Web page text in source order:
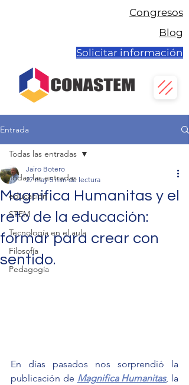
Congresos
Blog
Solicitar información
Entrada
Todas las entradas
educación
STEM
Tecnología en el aula
Filosofía
Pedagogía
Todas las entradas
Magnifica Humanitas y el
reto de la educación:
formar para crear con
sentido.
Jairo Botero
27 may 5 min de lectura
En días pasados nos sorprendió la
publicación de Magnifica Humanitas, la